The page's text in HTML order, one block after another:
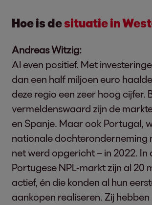
Hoe is desituatie in
Andreas Witzig:
Al even positief. Met
dan een half miljoen euro
deze regio een zeer hoog cijfer.
vermeldenswaard zijn de
en Spanje. Maar ook Portugal,
nationale dochteronderneming
net werd opgericht – in 2022. In
Portugese NPL-markt zijn al 20
actief, én die konden al hun
aankopen realiseren. Zij hebben